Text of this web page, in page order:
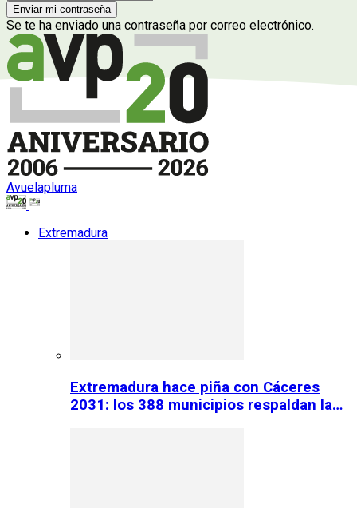
Se te ha enviado una contraseña por correo electrónico.
Avuelapluma
Extremadura
Extremadura hace piña con Cáceres
2031: los 388 municipios respaldan la…